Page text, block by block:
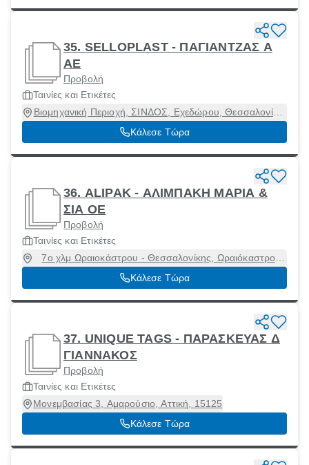
35. SELLOPLAST - ΠΑΓΙΑΝΤΖΑΣ Α
ΑΕ
Προβολή
Ταινίες και Ετικέτες
Βιομηχανική Περιοχή, ΣΙΝΔΟΣ, Εχεδώρου, Θεσσαλονίκη,
57022
Κάλεσε Τώρα
36. ALIPAK - ΑΛΙΜΠΑΚΗ ΜΑΡΙΑ &
ΣΙΑ ΟΕ
Προβολή
Ταινίες και Ετικέτες
7ο χλμ Ωραιοκάστρου - Θεσσαλονίκης, Ωραιόκαστρο,
Θεσσαλονίκη, 57013
Κάλεσε Τώρα
37. UNIQUE TAGS - ΠΑΡΑΣΚΕΥΑΣ Δ
ΓΙΑΝΝΑΚΟΣ
Προβολή
Ταινίες και Ετικέτες
Μονεμβασίας 3, Αμαρούσιο, Αττική, 15125
Κάλεσε Τώρα